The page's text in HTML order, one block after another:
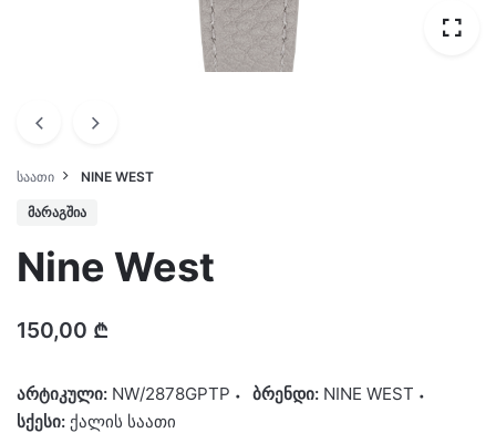
ᲡᲐᲐᲗᲘ NINE WEST
ᲛᲐᲠᲐᲒᲨᲘᲐ
Nine West
150,00 ₾
არტიკული: NW/2878GPTP ბრენდი: NINE WEST
სქესი: ქალის საათი